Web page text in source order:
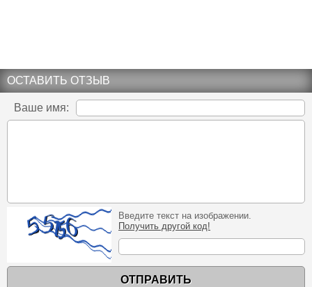
ОСТАВИТЬ ОТЗЫВ
Ваше имя:
Введите текст на изображении.
Получить другой код!
ОТПРАВИТЬ